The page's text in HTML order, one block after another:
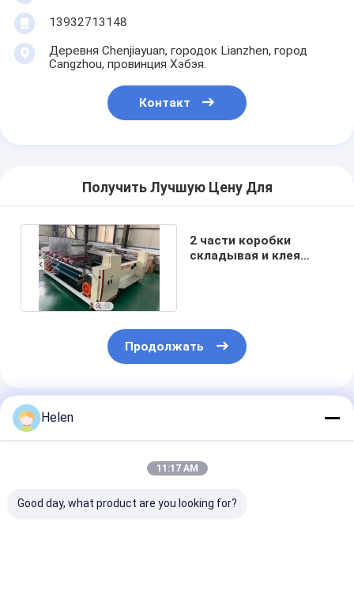
13932713148
Деревня Chenjiayuan, городок Lianzhen, город
Cangzhou, провинция Хэбэя.
Контакт
Получить Лучшую Цену Для
2 части коробки
складывая и клея
Продолжать
Порекомендованные Продукты
Helen
11:17 AM
Good day, what product are you looking for?